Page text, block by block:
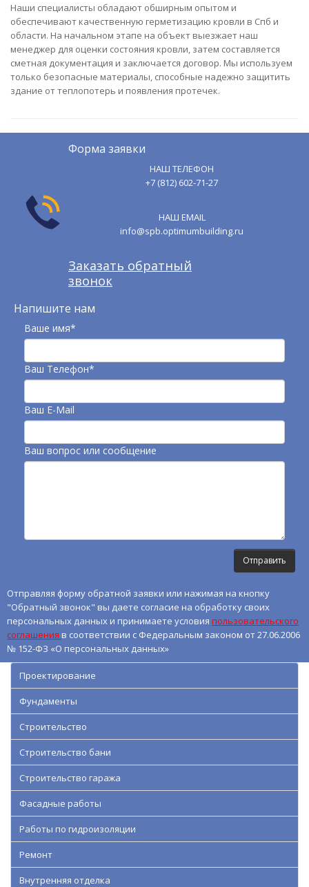
Наши специалисты обладают обширным опытом и
обеспечивают качественную герметизацию кровли в Спб и
области. На начальном этапе на объект выезжает наш
менеджер для оценки состояния кровли, затем составляется
сметная документация и заключается договор. Мы используем
только безопасные материалы, способные надежно защитить
здание от теплопотерь и появления протечек.
Форма заявки
НАШ ТЕЛЕФОН
+7 (812) 602-71-27
НАШ EMAIL
info@spb.optimumbuilding.ru
Заказать обратный
звонок
Напишите нам
Ваше имя*
Ваш Телефон*
Ваш E-Mail
Ваш вопрос или сообщение
Отправляя форму обратной заявки или нажимая на кнопку
"Обратный звонок" вы даете согласие на обработку своих
персональных данных и принимаете условия пользовательского
соглашения в соответствии с Федеральным законом от 27.06.2006
№ 152-ФЗ «О персональных данных»
Проектирование
Фундаменты
Строительство
Строительство бани
Строительство гаража
Фасадные работы
Работы по гидроизоляции
Ремонт
Внутренняя отделка